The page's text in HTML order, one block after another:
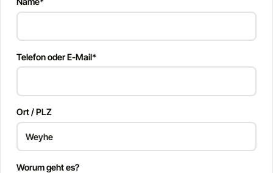
Telefon oder E-Mail*
Ort / PLZ
Worum geht es?